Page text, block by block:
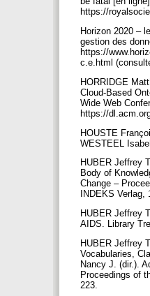
https://
Horizon 2020 –
gestion des
https://
c.e.html
HORRIDGE
Cloud-Based
Wide Web
https://
HOUSTE
WESTEEL
HUBER Jeffrey
Body of
Change –
INDEKS Verlag,
HUBER Jeffrey
AIDS. Library
HUBER Jeffrey
Vocabularies,
Nancy J. (dir.).
Proceedings of
223.